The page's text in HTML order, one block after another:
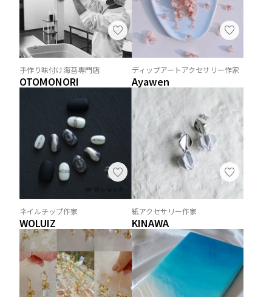
手作り味付け海苔専門店
OTOMONORI
ディップアートアクセサリー作家
Ayawen
ネイルチップ作家
WOLUIZ
紙アクセサリー作家
KINAWA